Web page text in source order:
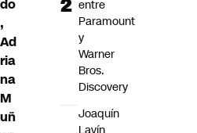
do
,
Ad
ria
na
M
uñ
entre
Paramount
y
Warner
Bros.
Discovery
Joaquín
Lavín